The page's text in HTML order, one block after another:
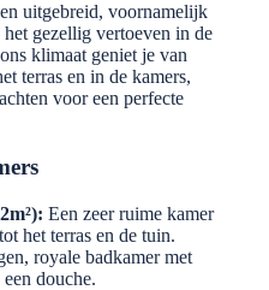
uitgebreid, voornamelijk
gezellig vertoeven in de
klimaat geniet je van
terras en in de kamers,
voor een perfecte
Een zeer ruime kamer
het terras en de tuin.
royale badkamer met
douche.